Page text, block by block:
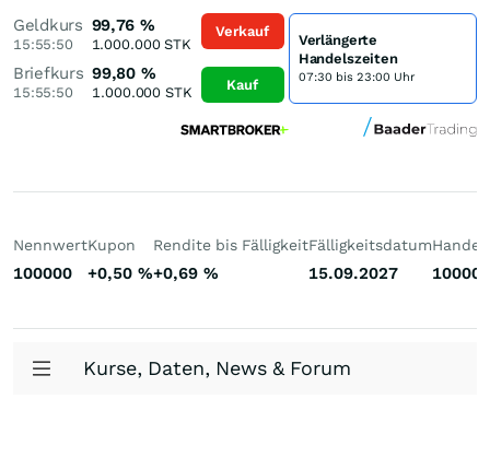
Geldkurs
15:55:50
99,76 %
1.000.000STK
Briefkurs
15:55:50
99,80 %
1.000.000 STK
Verkauf
Kauf
Verlängerte
Handelszeiten
07:30 bis 23:00 Uhr
Nennwert
100000
Kupon
+0,50 %
Rendite bis Fälligkeit
+0,69 %
Fälligkeitsdatum
15.09.2027 100000
Kurse, Daten, News & Forum